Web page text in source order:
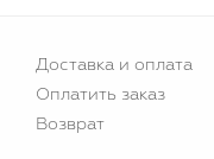
Доставка и оплата
Оплатить заказ
Возврат